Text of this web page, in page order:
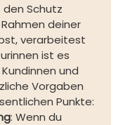
Schutz
deiner
verarbeitest
ist es
und
Vorgaben
Punkte:
: Wenn du